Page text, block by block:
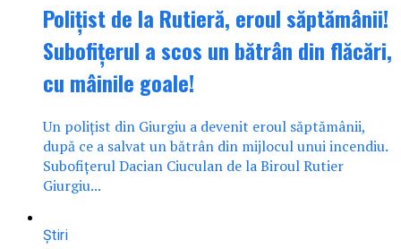
Polițist de la Rutieră, eroul săptămânii!
Subofițerul a scos un bătrân din flăcări,
cu mâinile goale!
Un polițist din Giurgiu a devenit eroul săptămânii,
după ce a salvat un bătrân din mijlocul unui incendiu.
Subofițerul Dacian Ciuculan de la Biroul Rutier
Giurgiu...
Știri